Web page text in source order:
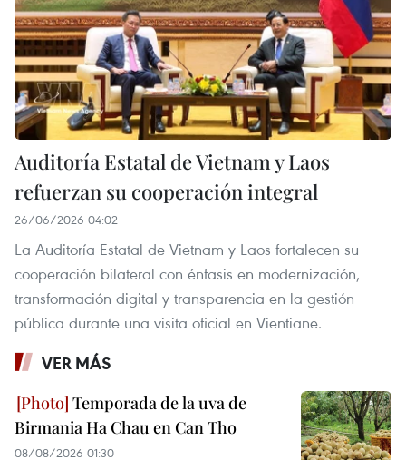
Auditoría Estatal de Vietnam y Laos
refuerzan su cooperación integral
26/06/2026 04:02
La Auditoría Estatal de Vietnam y Laos fortalecen su
cooperación bilateral con énfasis en modernización,
transformación digital y transparencia en la gestión
pública durante una visita oficial en Vientiane.
VER MÁS
Temporada de la uva de
Birmania Ha Chau en Can Tho
08/08/2026 01:30